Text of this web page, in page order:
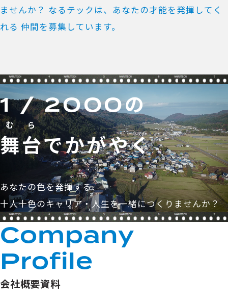
ませんか？
れる 仲間を募集しています。
1 / 2000の
舞
む
台
ら
でかがやく
あなたの色を発揮する、
十人十色のキャリア・人生を一緒につくりませんか？
Company
Profile
会社概要資料